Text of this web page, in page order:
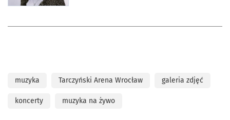
muzyka Tarczyński Arena Wrocław galeria zdjęć
koncerty muzyka na żywo